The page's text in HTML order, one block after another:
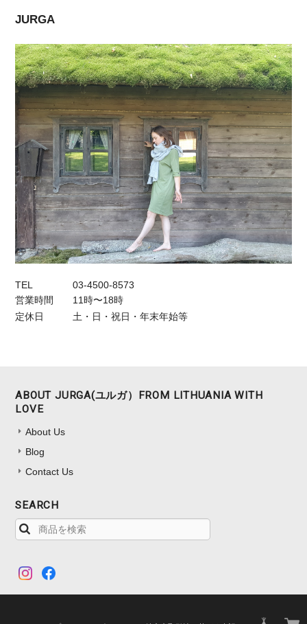
【ギフトBOX無料】くせになる心地よさ ピローケース（封筒型）43㎝x63㎝
ダスティパープル
2025/01/11
品物も素敵でしたが、個人的に感動したのは、サイトに載せている型
は在庫無であったそうで、同じパープルで違う型の品でしたらご用意
できます、と、すぐにご連絡いただき迅速かつ丁寧に対応いただいた
ことです。感謝申し上げます！
ワッフルブランケット スカイブルー＆ナチュラル
2025/01/09
大きいのでまるっと包まれます。リネン生地の折り方（というのでし
ょうか？）可愛らしく、ポコポコしていてお洋服とは違う凝った形を
していてオシャレだと思いました。リネンの柔らかさを堪能したいと
思います。
ターコイズグリーン
2025/01/09
息子に買いました。優しい青色で◎です。Jurgaさんのリネンは上質
XLサイズ（女性Free男性XL）
2025/01/05
す。サイズに迷いましたが、あまりぴったりしているのも好きでな
JURGA
TEL
03-4500-8573
営業時間
11時〜18時
定休日
土・日・祝日・年末年始等
ABOUT JURGA(ユルガ）FROM LITHUANIA WITH
LOVE
About Us
Blog
Contact Us
SEARCH